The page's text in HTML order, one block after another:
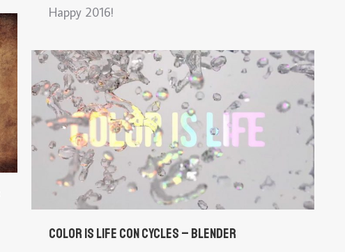
Happy 2016!
Color is life con Cycles – Blender